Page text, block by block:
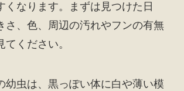
くなります。まずは見つけた日
さ、色、周辺の汚れやフンの有無
ください。
幼虫は、黒っぽい体に白や薄い模